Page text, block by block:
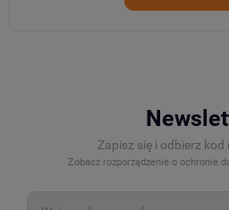
Zapisz się i odbierz kod
Zobacz rozporządzenie o ochronie